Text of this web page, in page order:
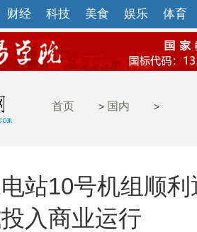
财经 科技 美食 娱乐 体育
首页 > 国内 >
站10号机组顺
入商业运行